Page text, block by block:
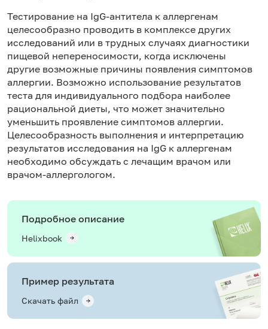
Тестирование на IgG-антитела к аллергенам
целесообразно проводить в комплексе других
исследований или в трудных случаях диагностики
пищевой непереносимости, когда исключены
другие возможные причины появления симптомов
аллергии. Возможно использование результатов
теста для индивидуального подбора наиболее
рациональной диеты, что может значительно
уменьшить проявление симптомов аллергии.
Целесообразность выполнения и интерпретацию
результатов исследования на IgG к аллергенам
необходимо обсуждать с лечащим врачом или
врачом-аллергологом.
Подробное описание
Helixbook
Пример результата
Скачать файл